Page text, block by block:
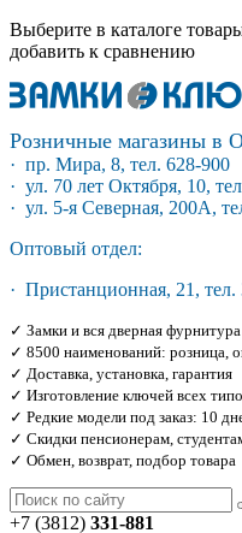
Выберите в каталоге
добавить к сравнению
Розничные магазины в
· пр. Мира, 8, тел. 628-900
· ул. 70 лет Октября, 10,
· ул. 5-я Северная, 200А,
Оптовый отдел:
· Пристанционная, 21, тел.
✓ Замки и вся дверная фурнитура
✓ 8500 наименований: розница,
✓ Доставка, установка, гарантия
✓ Изготовление ключей всех
✓ Редкие модели под заказ: 10
✓ Скидки пенсионерам,
✓ Обмен, возврат, подбор товара
+7 (3812) 331-881